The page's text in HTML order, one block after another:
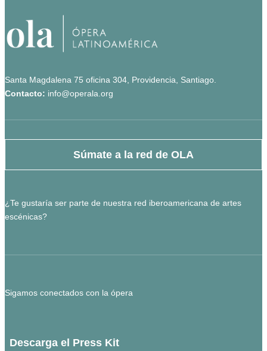
Santa Magdalena 75 oficina 304, Providencia, Santiago.
Contacto: info@operala.org
Súmate a la red de OLA
¿Te gustaría ser parte de nuestra red iberoamericana de artes
escénicas?
Sigamos conectados con la ópera
Descarga el Press Kit